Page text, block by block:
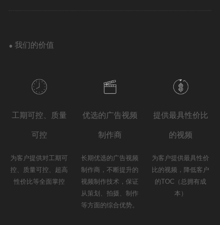
● 我们的价值
工期可控、质量
可控
为客户提供对工期可
控、质量可控、超高
性价比等全面掌控
优选的广告视频
制作商
长期优选的广告视频
制作商，不断提升的
视频制作技术，保证
从策划、拍摄、制作
等方面的综合优势。
提供最具性价比
的视频
为客户提供最具性价
比的视频，降低客户
的TOC（总拥有成
本）